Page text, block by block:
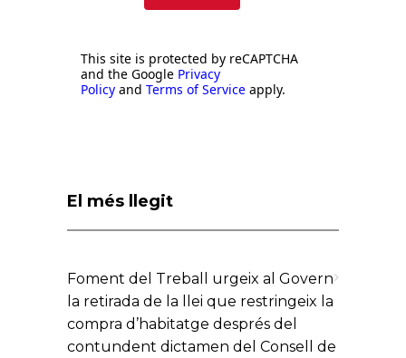
This site is protected by reCAPTCHA
and the Google Privacy
Policy and Terms of Service apply.
El més llegit
Foment del Treball urgeix al Govern
la retirada de la llei que restringeix la
compra d’habitatge després del
contundent dictamen del Consell de